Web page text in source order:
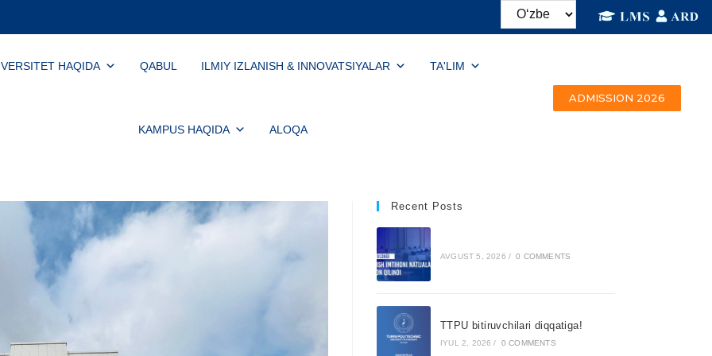
HAQIDA QABUL ILMIY IZLANISH & INNOVATSIYALAR TA'LIM
KAMPUS HAQIDA ALOQA
ADMISSION 2026
Recent Posts
AVGUST 5, 2026 / 0 COMMENTS
TTPU bitiruvchilari diqqatiga!
IYUL 2, 2026 / 0 COMMENTS